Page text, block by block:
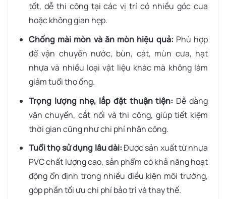
tốt, dễ thi công tại các vị trí có nhiều góc cua
hoặc không gian hẹp.
Chống mài mòn và ăn mòn hiệu quả: Phù hợp
để vận chuyển nước, bùn, cát, mùn cưa, hạt
nhựa và nhiều loại vật liệu khác mà không làm
giảm tuổi thọ ống.
Trọng lượng nhẹ, lắp đặt thuận tiện: Dễ dàng
vận chuyển, cắt nối và thi công, giúp tiết kiệm
thời gian cũng như chi phí nhân công.
Tuổi thọ sử dụng lâu dài:Được sản xuất từ nhựa
PVC chất lượng cao, sản phẩm có khả năng hoạt
động ổn định trong nhiều điều kiện môi trường,
góp phần tối ưu chi phí bảo trì và thay thế.